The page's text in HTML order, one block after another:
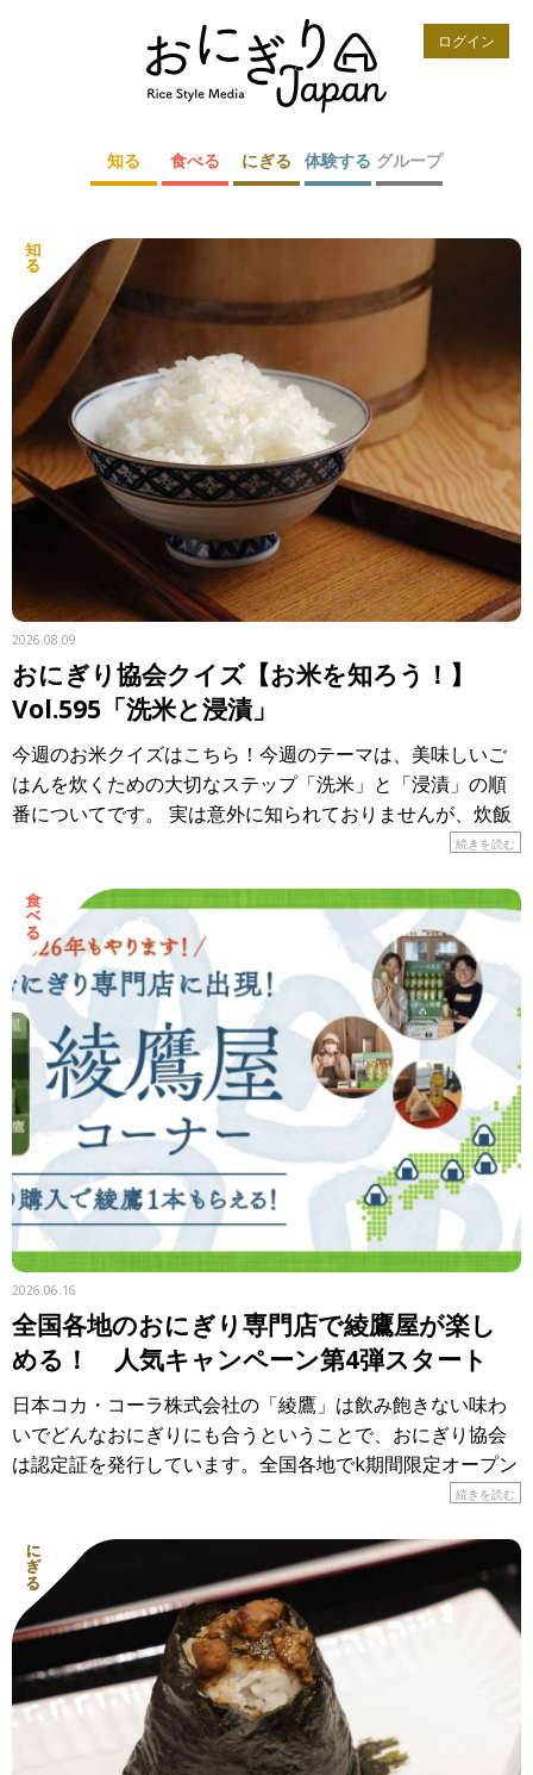
ログイン
知る 食べる にぎる 体験する グループ
2026.08.09
おにぎり協会クイズ【お米を知ろう！】
Vol.595「洗米と浸漬」
今週のお米クイズはこちら！今週のテーマは、美味しいご
はんを炊くための大切なステップ「洗米」と「浸漬」の順
番についてです。 実は意外に知られておりませんが、炊飯
工程において、お米は「洗米してから浸す」の順番が鉄則
続きを読む
2026.06.16
全国各地のおにぎり専門店で綾鷹屋が楽し
める！ 人気キャンペーン第4弾スタート
日本コカ・コーラ株式会社の「綾鷹」は飲み飽きない味わ
いでどんなおにぎりにも合うということで、おにぎり協会
は認定証を発行しています。全国各地でk期間限定オープン
しているのが「おにぎり食堂 綾鷹屋」。各地のおにぎり専
続きを読む